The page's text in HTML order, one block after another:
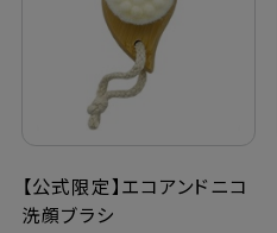
【公式限定】エコアンドニコ
洗顔ブラシ